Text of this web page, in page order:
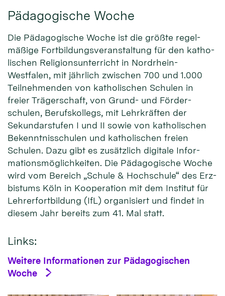
Pädagogische Woche
Die Pädago­gische Woche ist die größte regel­
mäßige Fort­bildungs­veran­staltung für den katho­
lischen Religions­unter­richt in Nordrhein-
Westfalen, mit jähr­lich zwischen 700 und 1.000
Teil­nehmenden von katho­lischen Schulen in
freier Träger­schaft, von Grund- und Förder­
schulen, Berufs­kollegs, mit Lehr­kräften der
Sekundar­stufen I und II sowie von katho­lischen
Be­kenntnis­schulen und katho­lischen freien
Schulen. Dazu gibt es zusätz­lich digi­tale Infor­
mations­möglich­keiten. Die Pädago­gische Woche
wird vom Bereich „Schule & Hochschule“ des Erz­
bistums Köln in Koopera­tion mit dem Insti­tut für
Lehrer­fort­bildung (IfL) orga­nisiert und fin­det in
diesem Jahr bereits zum 41. Mal statt.
Links:
Weitere Informationen zur Pädagogischen
Woche